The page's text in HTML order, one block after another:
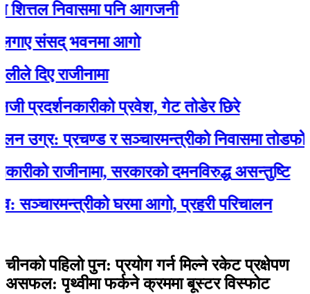
निवासमा पनि आगजनी
भवनमा आगो
राजीनामा
प्रवेश, गेट तोडेर छिरे
प्रचण्ड र सञ्चारमन्त्रीको निवासमा तोडफोड र
राजीनामा, सरकारको दमनविरुद्ध असन्तुष्टि
घरमा आगो, प्रहरी परिचालन
चीनको पहिलो पुन: प्रयोग गर्न मिल्ने रकेट प्रक्षेपण
असफल: पृथ्वीमा फर्कने क्रममा बूस्टर विस्फोट